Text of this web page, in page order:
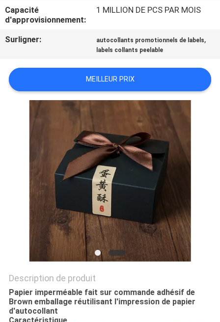
DEMANDEZ
UNE
CITATION
PLAN
DU
PRIVACY
POLICY
Capacité
d'approvisionnement:
1 MILLION DE PCS PAR MOIS
Surligner: autocollants promotionnels de labels,
labels collants peelable
MEILLEUR PRIX
Description de produit
Papier imperméable fait sur commande adhésif de
Brown emballage réutilisant l'impression de papier
d'autocollant